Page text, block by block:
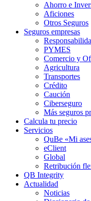
Ahorro e
Aficiones
Otros Seguros
Seguros empresas
PYMES
Comercio y
Agricultura
Transportes
Crédito
Caución
Ciberseguro
Más seguros
Calcula tu precio
Servicios
QuBe «Mi
eClient
Global
Retribución
QB Integrity
Actualidad
Noticias